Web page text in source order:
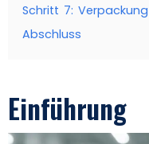
Schritt 7:
Abschluss
Einführung